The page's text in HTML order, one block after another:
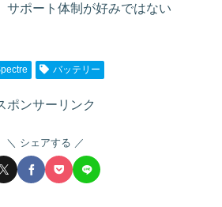
サポート体制が好みではない
バッテリー
ポンサーリンク
シェアする